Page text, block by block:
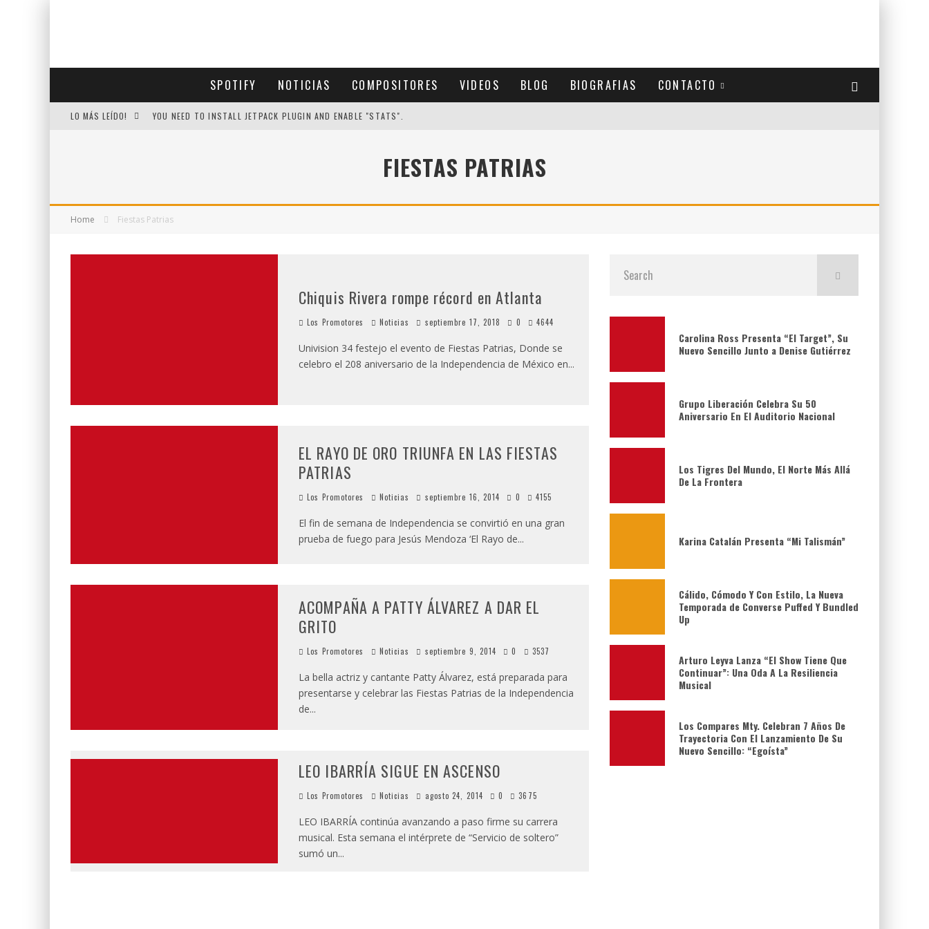
SPOTIFY NOTICIAS COMPOSITORES VIDEOS BLOG BIOGRAFIAS CONTACTO
LO MÁS LEÍDO! YOU NEED TO INSTALL JETPACK PLUGIN AND ENABLE "STATS".
FIESTAS PATRIAS
Home Fiestas Patrias
Chiquis Rivera rompe récord en Atlanta
Los Promotores Noticias septiembre 17, 2018 0 4644
Univision 34 festejo el evento de Fiestas Patrias, Donde se
celebro el 208 aniversario de la Independencia de México en...
EL RAYO DE ORO TRIUNFA EN LAS FIESTAS
PATRIAS
Los Promotores Noticias septiembre 16, 2014 0 4155
El fin de semana de Independencia se convirtió en una gran
prueba de fuego para Jesús Mendoza ‘El Rayo de...
ACOMPAÑA A PATTY ÁLVAREZ A DAR EL
GRITO
Los Promotores Noticias septiembre 9, 2014 0 3537
La bella actriz y cantante Patty Álvarez, está preparada para
presentarse y celebrar las Fiestas Patrias de la Independencia
de...
LEO IBARRÍA SIGUE EN ASCENSO
Los Promotores Noticias agosto 24, 2014 0 3675
LEO IBARRÍA continúa avanzando a paso firme su carrera
musical. Esta semana el intérprete de “Servicio de soltero”
sumó un...
Carolina Ross Presenta “El Target”, Su
Nuevo Sencillo Junto a Denise Gutiérrez
Grupo Liberación Celebra Su 50
Aniversario En El Auditorio Nacional
Los Tigres Del Mundo, El Norte Más Allá
De La Frontera
Karina Catalán Presenta “Mi Talismán”
Cálido, Cómodo Y Con Estilo, La Nueva
Temporada de Converse Puffed Y Bundled
Up
Arturo Leyva Lanza “El Show Tiene Que
Continuar”: Una Oda A La Resiliencia
Musical
Los Compares Mty. Celebran 7 Años De
Trayectoria Con El Lanzamiento De Su
Nuevo Sencillo: “Egoísta”